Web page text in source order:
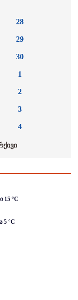
28
29
30
1
2
3
4
15 °C
5 °C